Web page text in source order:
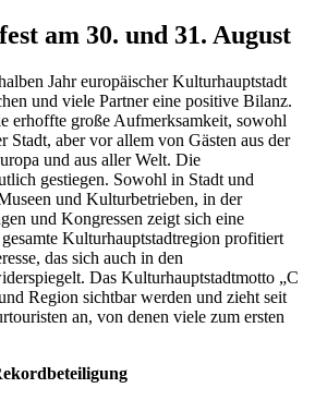
am 30. und 31. August
Jahr europäischer Kulturhauptstadt
und viele Partner eine positive Bilanz.
erhoffte große Aufmerksamkeit, sowohl
Stadt, aber vor allem von Gästen aus der
und aus aller Welt. Die
gestiegen. Sowohl in Stadt und
und Kulturbetrieben, in der
und Kongressen zeigt sich eine
Kulturhauptstadtregion profitiert
das sich auch in den
Das Kulturhauptstadtmotto „C
Region sichtbar werden und zieht seit
an, von denen viele zum ersten